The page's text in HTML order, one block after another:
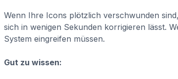
Wenn Ihre Icons plötzlich verschwunden
sich in wenigen Sekunden korrigieren lässt.
System eingreifen müssen.
Gut zu wissen: